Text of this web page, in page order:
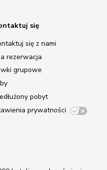
się
się z nami
rezerwacja
grupowe
pobyt
prywatności